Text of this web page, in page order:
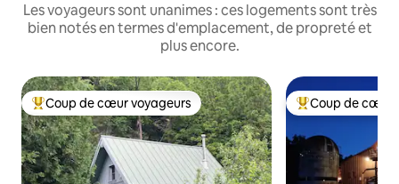
Les voyageurs sont unanimes : ces logements sont très
bien notés en termes d'emplacement, de propreté et
plus encore.
Coups de cœur voyageurs les plus appréciés
Coup de cœur voyageurs Coups de cœur
Coup de cœur